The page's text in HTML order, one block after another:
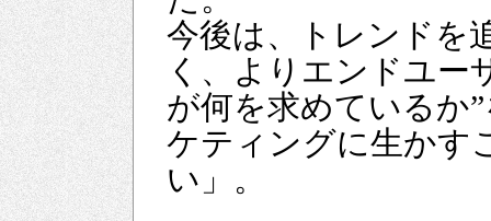
今後は、トレンドを
く、よりエンドユー
が何を求めているか
ケティングに生かす
い」。